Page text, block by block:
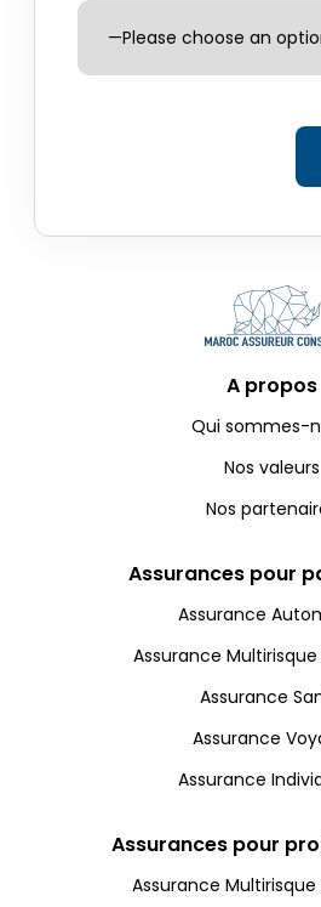
A propos
Qui sommes-
Nos valeurs
Nos
Assurances pour
Assurance
Assurance
Assurance
Assurance
Assurance
Assurances pour
Assurance